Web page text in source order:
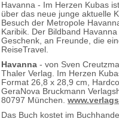
Havanna - Im Herzen Kubas
über das neue junge aktuelle
Besuch der Metropole
Karibik. Der Bildband
Geschenk, an Freunde, die
ReiseTravel.
Havanna - von Sven
Thaler Verlag. Im Herzen
Format 26,8 x 28,9 cm,
GeraNova Bruckmann
80797 München.
Das Buch kostet im